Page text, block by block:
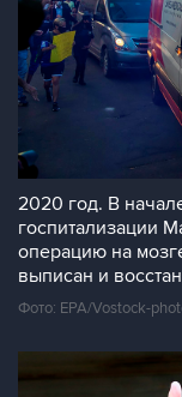
2020 год. В
госпитализации
операцию на
выписан и
Фото: EPA/Vostock-